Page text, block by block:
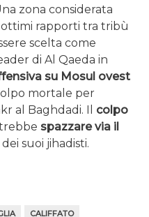
zona considerata
ottimi rapporti tra tribù
scelta come
di Al Qaeda in
su Mosul ovest
mortale per
al Baghdadi. Il colpo
spazzare via il
suoi jihadisti.
CALIFFATO